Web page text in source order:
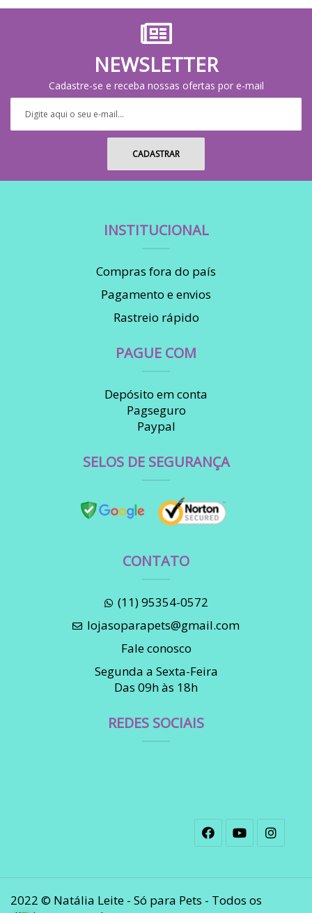
NEWSLETTER
Cadastre-se e receba nossas ofertas por e-mail
INSTITUCIONAL
Compras fora do país
Pagamento e envios
Rastreio rápido
PAGUE COM
Depósito em conta
Pagseguro
Paypal
SELOS DE SEGURANÇA
CONTATO
(11) 95354-0572
lojasoparapets@gmail.com
Fale conosco
Segunda a Sexta-Feira
Das 09h às 18h
REDES SOCIAIS
2022 © Natália Leite - Só para Pets - Todos os